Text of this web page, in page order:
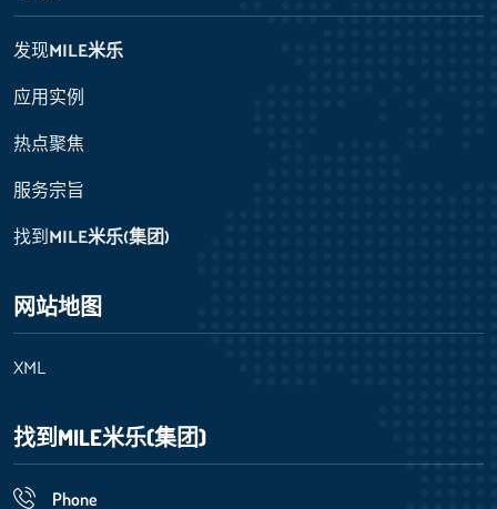
发现MILE米乐
应用实例
热点聚焦
服务宗旨
找到MILE米乐(集团)
网站地图
XML
找到MILE米乐(集团)
Phone